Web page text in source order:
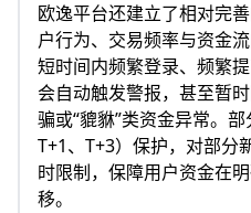
欧逸平台还建立了相对完
户行为、交易频率与资金
短时间内频繁登录、频繁
会自动触发警报，甚至暂
骗或“貔貅”类资金异常。
T+1、T+3）保护，对部分
时限制，保障用户资金在
移。